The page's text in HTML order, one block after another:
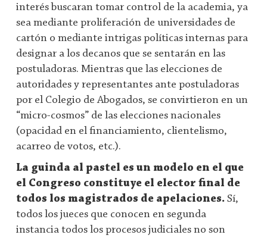
interés buscaran tomar control de la academia, ya
sea mediante proliferación de universidades de
cartón o mediante intrigas políticas internas para
designar a los decanos que se sentarán en las
postuladoras. Mientras que las elecciones de
autoridades y representantes ante postuladoras
por el Colegio de Abogados, se convirtieron en un
“micro-cosmos” de las elecciones nacionales
(opacidad en el financiamiento, clientelismo,
acarreo de votos, etc.).
La guinda al pastel es un modelo en el que
el Congreso constituye el elector final de
todos los magistrados de apelaciones. Sí,
todos los jueces que conocen en segunda
instancia todos los procesos judiciales no son